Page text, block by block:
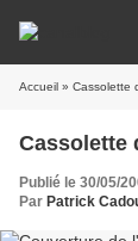
Accueil » Cassolette
Cassolette
Publié le 30/05/
Par Patrick